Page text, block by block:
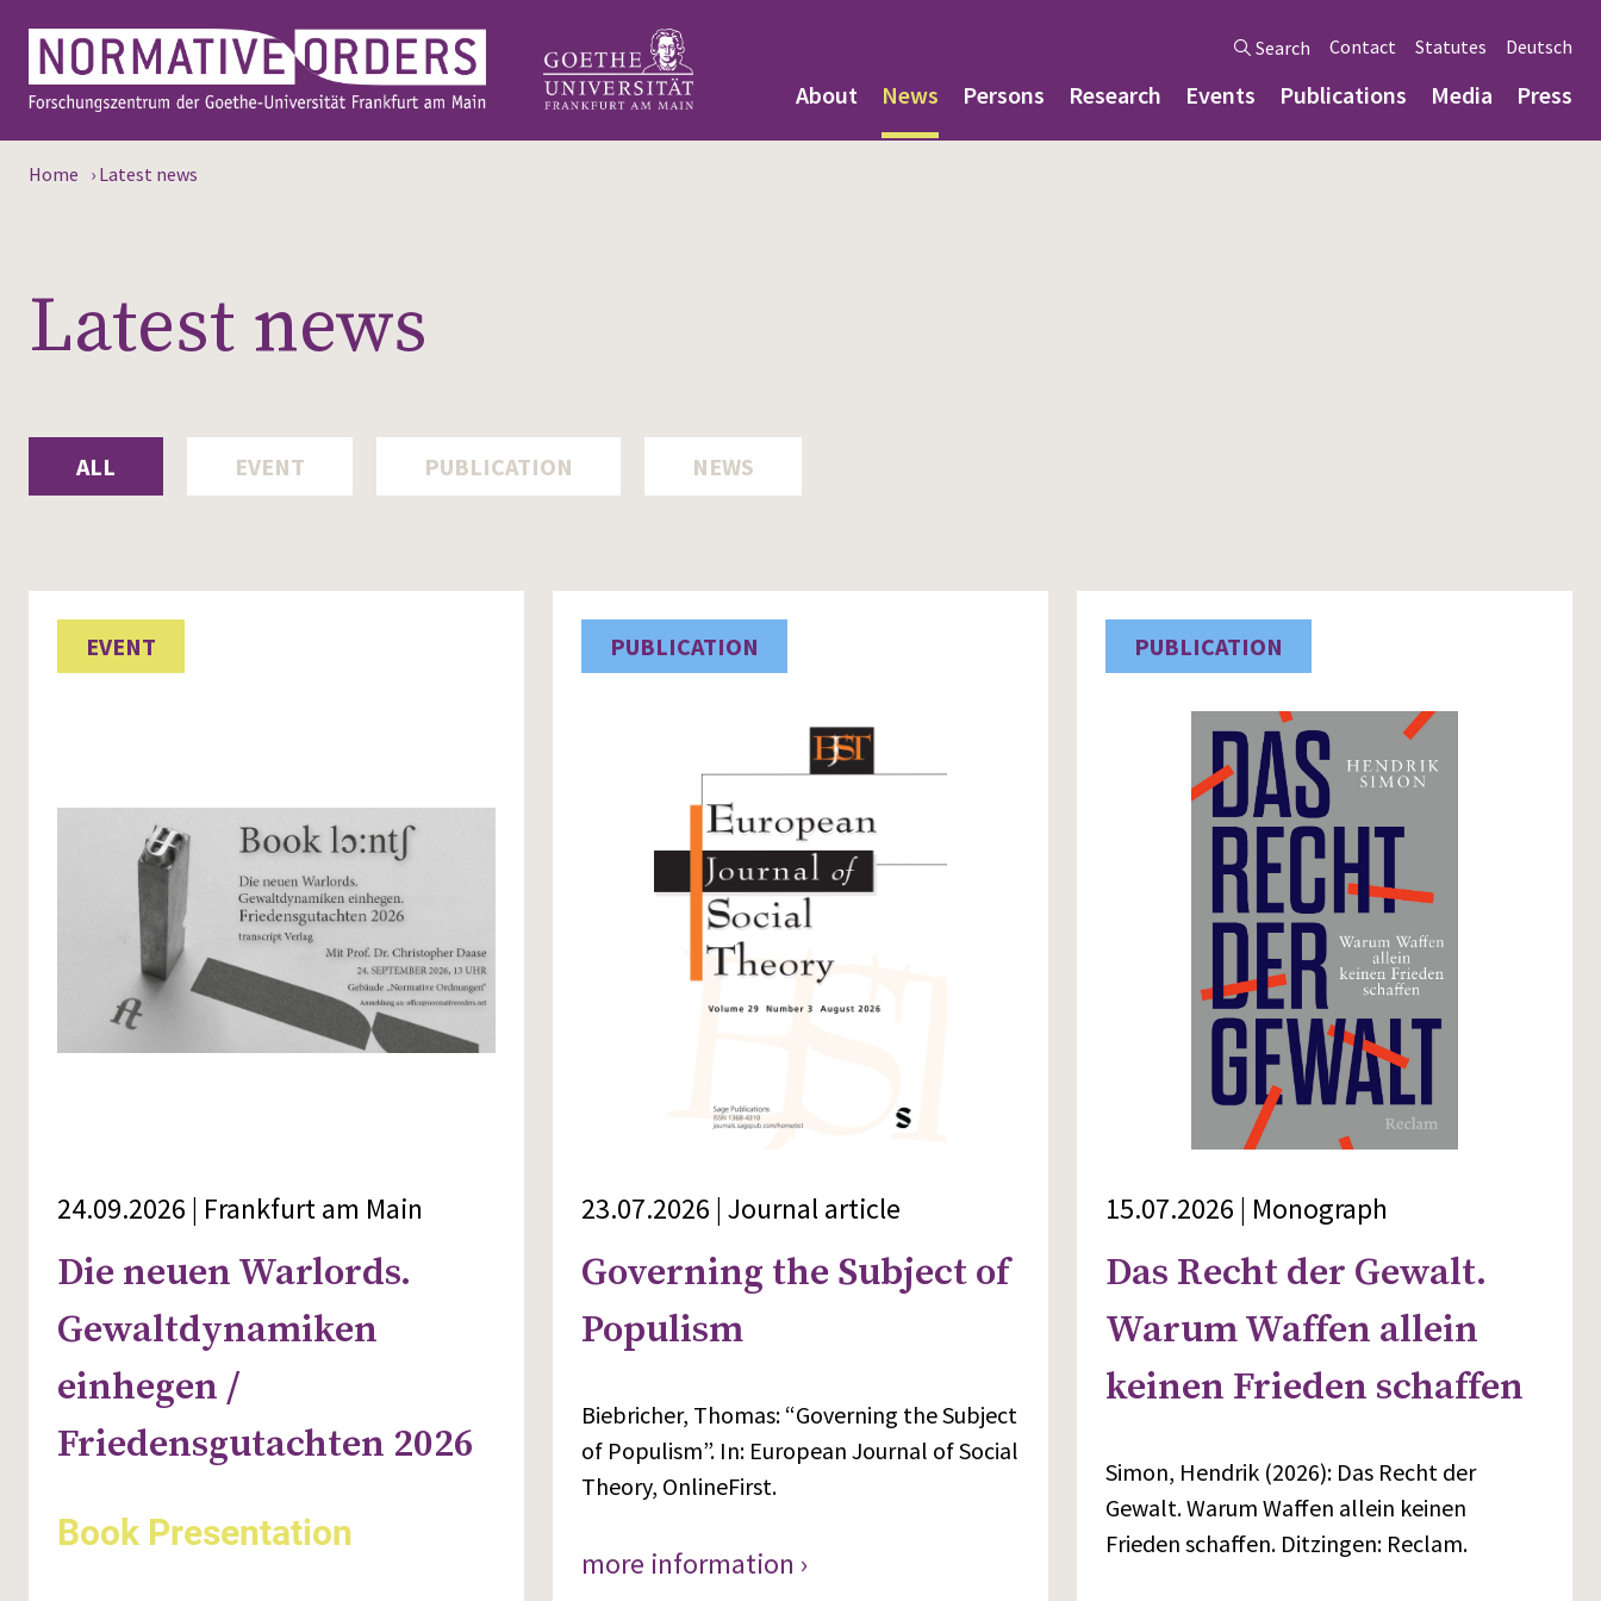
Search Contact Statutes Deutsch
About News Persons Research Events Publications Media Press
Home › Latest news
Latest news
ALL EVENT PUBLICATION NEWS
EVENT
24.09.2026 | Frankfurt am Main
Die neuen Warlords.
Gewaltdynamiken
einhegen /
Friedensgutachten 2026
Book Presentation
PUBLICATION
23.07.2026 | Journal article
Governing the Subject of
Populism
Biebricher, Thomas: “Governing the Subject
of Populism”. In: European Journal of Social
Theory, OnlineFirst.
more information ›
PUBLICATION
15.07.2026 | Monograph
Das Recht der Gewalt.
Warum Waffen allein
keinen Frieden schaffen
Simon, Hendrik (2026): Das Recht der
Gewalt. Warum Waffen allein keinen
Frieden schaffen. Ditzingen: Reclam.